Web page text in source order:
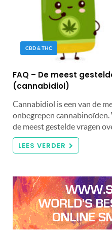
CBD & THC
FAQ – De meest
(cannabidiol)
Cannabidiol is een van de
onbegrepen
de meest gestelde vragen
LEES VERDER